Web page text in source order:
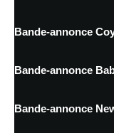
Bande-annonce
Bande-annonce
Bande-annonce